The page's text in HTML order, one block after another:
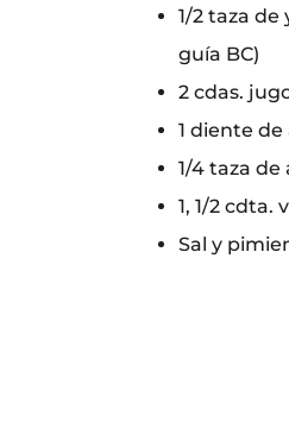
1/2 taza
guía BC)
2 cdas.
1 diente de
1/4 taza de
1, 1/2 cdta.
Sal y